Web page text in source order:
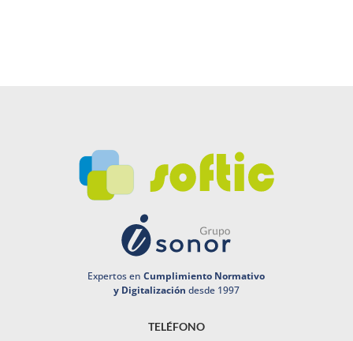
Expertos enCumplimiento Normativo
y Digitalización desde 1997
TELÉFONO